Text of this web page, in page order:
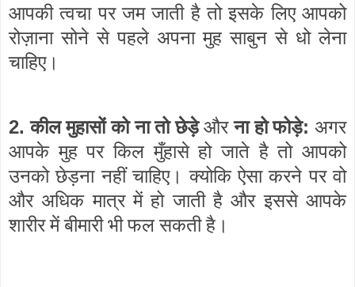
आपकी त्वचा पर जम जाती है तो इसके लिए आपको
रोज़ाना सोने से पहले अपना मुह साबुन से धो लेना
चाहिए।
2. कील मुहासों को ना तो छेड़ेऔरना हो फोड़े: अगर
आपके मुह पर किल मुँहासे हो जाते है तो आपको
उनको छेड़ना नहीं चाहिए। क्योकि ऐसा करने पर वो
और अधिक मात्र में हो जाती है और इससे आपके
शारीर में बीमारी भी फल सकती है।